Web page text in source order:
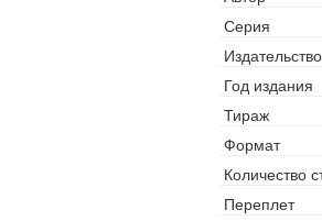
Серия
Издательство
Год издания
Тираж
Формат
Количество
Переплет